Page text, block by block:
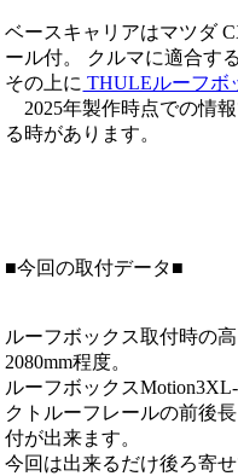
ベースキャリアはマツダ
ール付。 クルマに適合す
その上に THULEルーフボ
2025年製作時点での情
る時があります。
■今回の取付データ■
ルーフボックス取付時の
2080mm程度。
ルーフボックス
クトルーフレールの前後
付が出来ます。
今回は出来るだけ後ろ寄